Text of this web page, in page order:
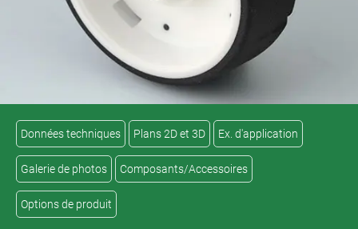
Données techniques Plans 2D et 3D Ex. d'application
Galerie de photos Composants/Accessoires
Options de produit